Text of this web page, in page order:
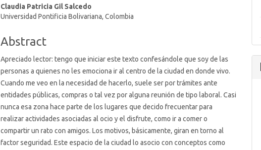
Main
Article
Content
Claudia Patricia Gil Salcedo
Universidad Pontificia Bolivariana, Colombia
Abstract
Apreciado lector: tengo que iniciar este texto confesándole que soy de las
personas a quienes no les emociona ir al centro de la ciudad en donde vivo.
Cuando me veo en la necesidad de hacerlo, suele ser por trámites ante
entidades públicas, compras o tal vez por alguna reunión de tipo laboral. Casi
nunca esa zona hace parte de los lugares que decido frecuentar para
realizar actividades asociadas al ocio y el disfrute, como ir a comer o
compartir un rato con amigos. Los motivos, básicamente, giran en torno al
factor seguridad. Este espacio de la ciudad lo asocio con conceptos como